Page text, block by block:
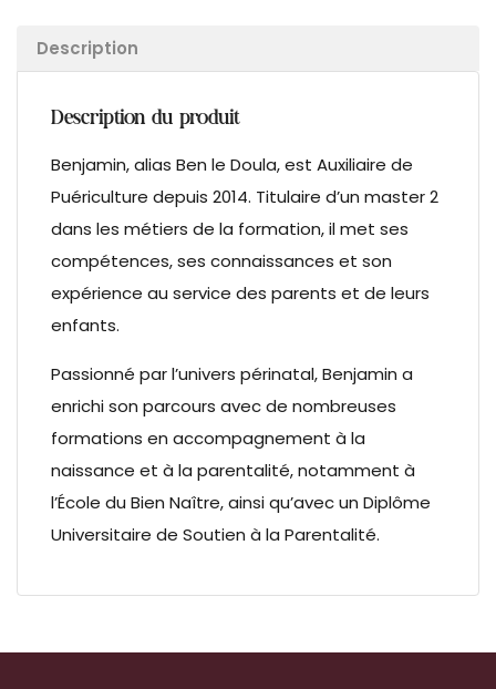
Description
Description du produit
Benjamin, alias Ben le Doula, est Auxiliaire de
Puériculture depuis 2014. Titulaire d’un master 2
dans les métiers de la formation, il met ses
compétences, ses connaissances et son
expérience au service des parents et de leurs
enfants.
Passionné par l’univers périnatal, Benjamin a
enrichi son parcours avec de nombreuses
formations en accompagnement à la
naissance et à la parentalité, notamment à
l’École du Bien Naître, ainsi qu’avec un Diplôme
Universitaire de Soutien à la Parentalité.